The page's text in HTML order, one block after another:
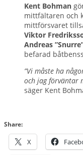
Kent Bohman
mittfältaren och
mittförsvaret
Viktor
Andreas
befarad
”Vi måste ha
och jag förväntar
säger Kent
Share:
X